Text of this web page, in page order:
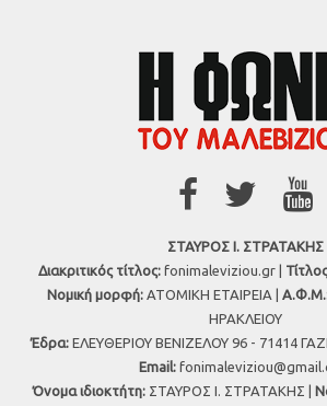
ΣΤΑΥΡΟΣ Ι. ΣΤΡΑΤΑΚΗΣ
Διακριτικός τίτλος:fonimaleviziou.gr |
Νομική μορφή: ΑΤΟΜΙΚΗ ΕΤΑΙΡΕΙΑ |
ΗΡΑΚΛΕΙΟΥ
Έδρα: ΕΛΕΥΘΕΡΙΟΥ ΒΕΝΙΖΕΛΟΥ 96 - 71414 ΓΑΖΙ
Εmail:
Όνομα ιδιοκτήτη: ΣΤΑΥΡΟΣ Ι. ΣΤΡΑΤΑΚΗΣ |